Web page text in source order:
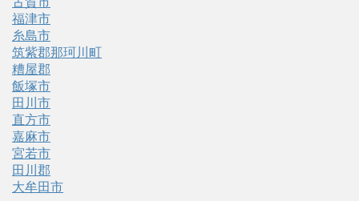
福津市
糸島市
筑紫郡那珂川町
糟屋郡
飯塚市
田川市
直方市
嘉麻市
宮若市
田川郡
大牟田市